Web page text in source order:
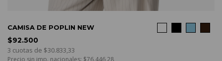
CAMISA DE POPLIN NEW
$92.500
3 cuotas de $30.833,33
Precio sin imp. nacionales: $76.446,28